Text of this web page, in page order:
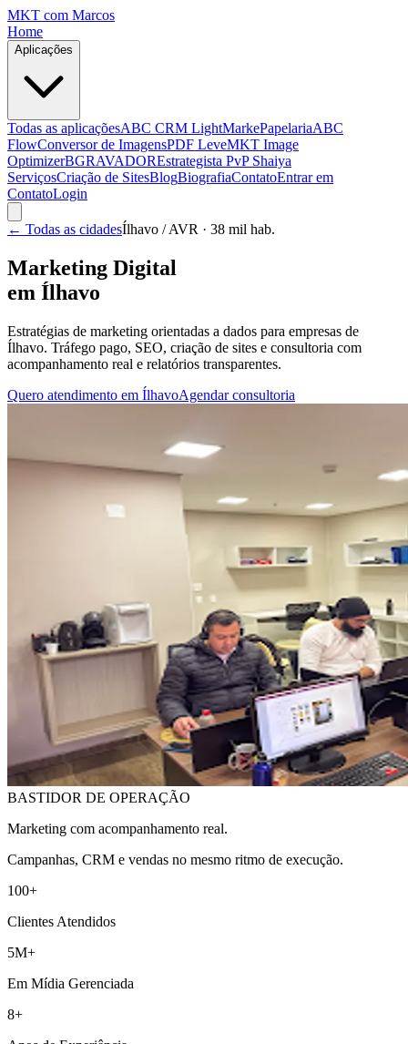
MKT com Marcos
Home
Aplicações
Todas as aplicaçõesABC CRM LightMarkePapelariaABC
FlowConversor de ImagensPDF LeveMKT Image
OptimizerBGRAVADOREstrategista PvP Shaiya
ServiçosCriação de SitesBlogBiografiaContatoEntrar em
ContatoLogin
← Todas as cidadesÍlhavo / AVR · 38 mil hab.
Marketing Digital
em Ílhavo
Estratégias de marketing orientadas a dados para empresas de
Ílhavo. Tráfego pago, SEO, criação de sites e consultoria com
acompanhamento real e relatórios transparentes.
Quero atendimento em ÍlhavoAgendar consultoria
BASTIDOR DE OPERAÇÃO
Marketing com acompanhamento real.
Campanhas, CRM e vendas no mesmo ritmo de execução.
100+
Clientes Atendidos
5M+
Em Mídia Gerenciada
8+